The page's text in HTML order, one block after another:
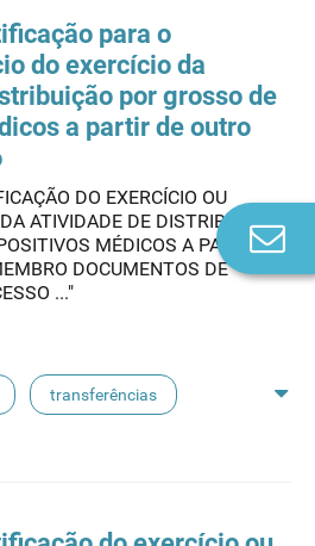
para o
do exercício da
por grosso de
a partir de outro
DO EXERCÍCIO OU
ATIVIDADE DE DISTRIBUIÇÃO
MÉDICOS A PARTIR
DOCUMENTOS DE
..."
transferências